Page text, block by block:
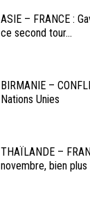
ASIE – FRANCE :
ce second tour...
BIRMANIE –
Nations Unies
THAÏLANDE –
novembre, bien plus